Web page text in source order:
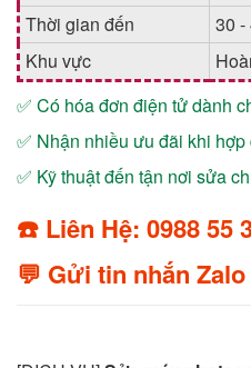
Thời gian đến
30 -
Khu vực
✅ Có hóa đơn điện tử dành
✅ Nhận nhiều ưu đãi khi
✅ Kỹ thuật đến tận nơi sửa
☎️ Liên Hệ: 0988 55
💬 Gửi tin nhắn Zalo